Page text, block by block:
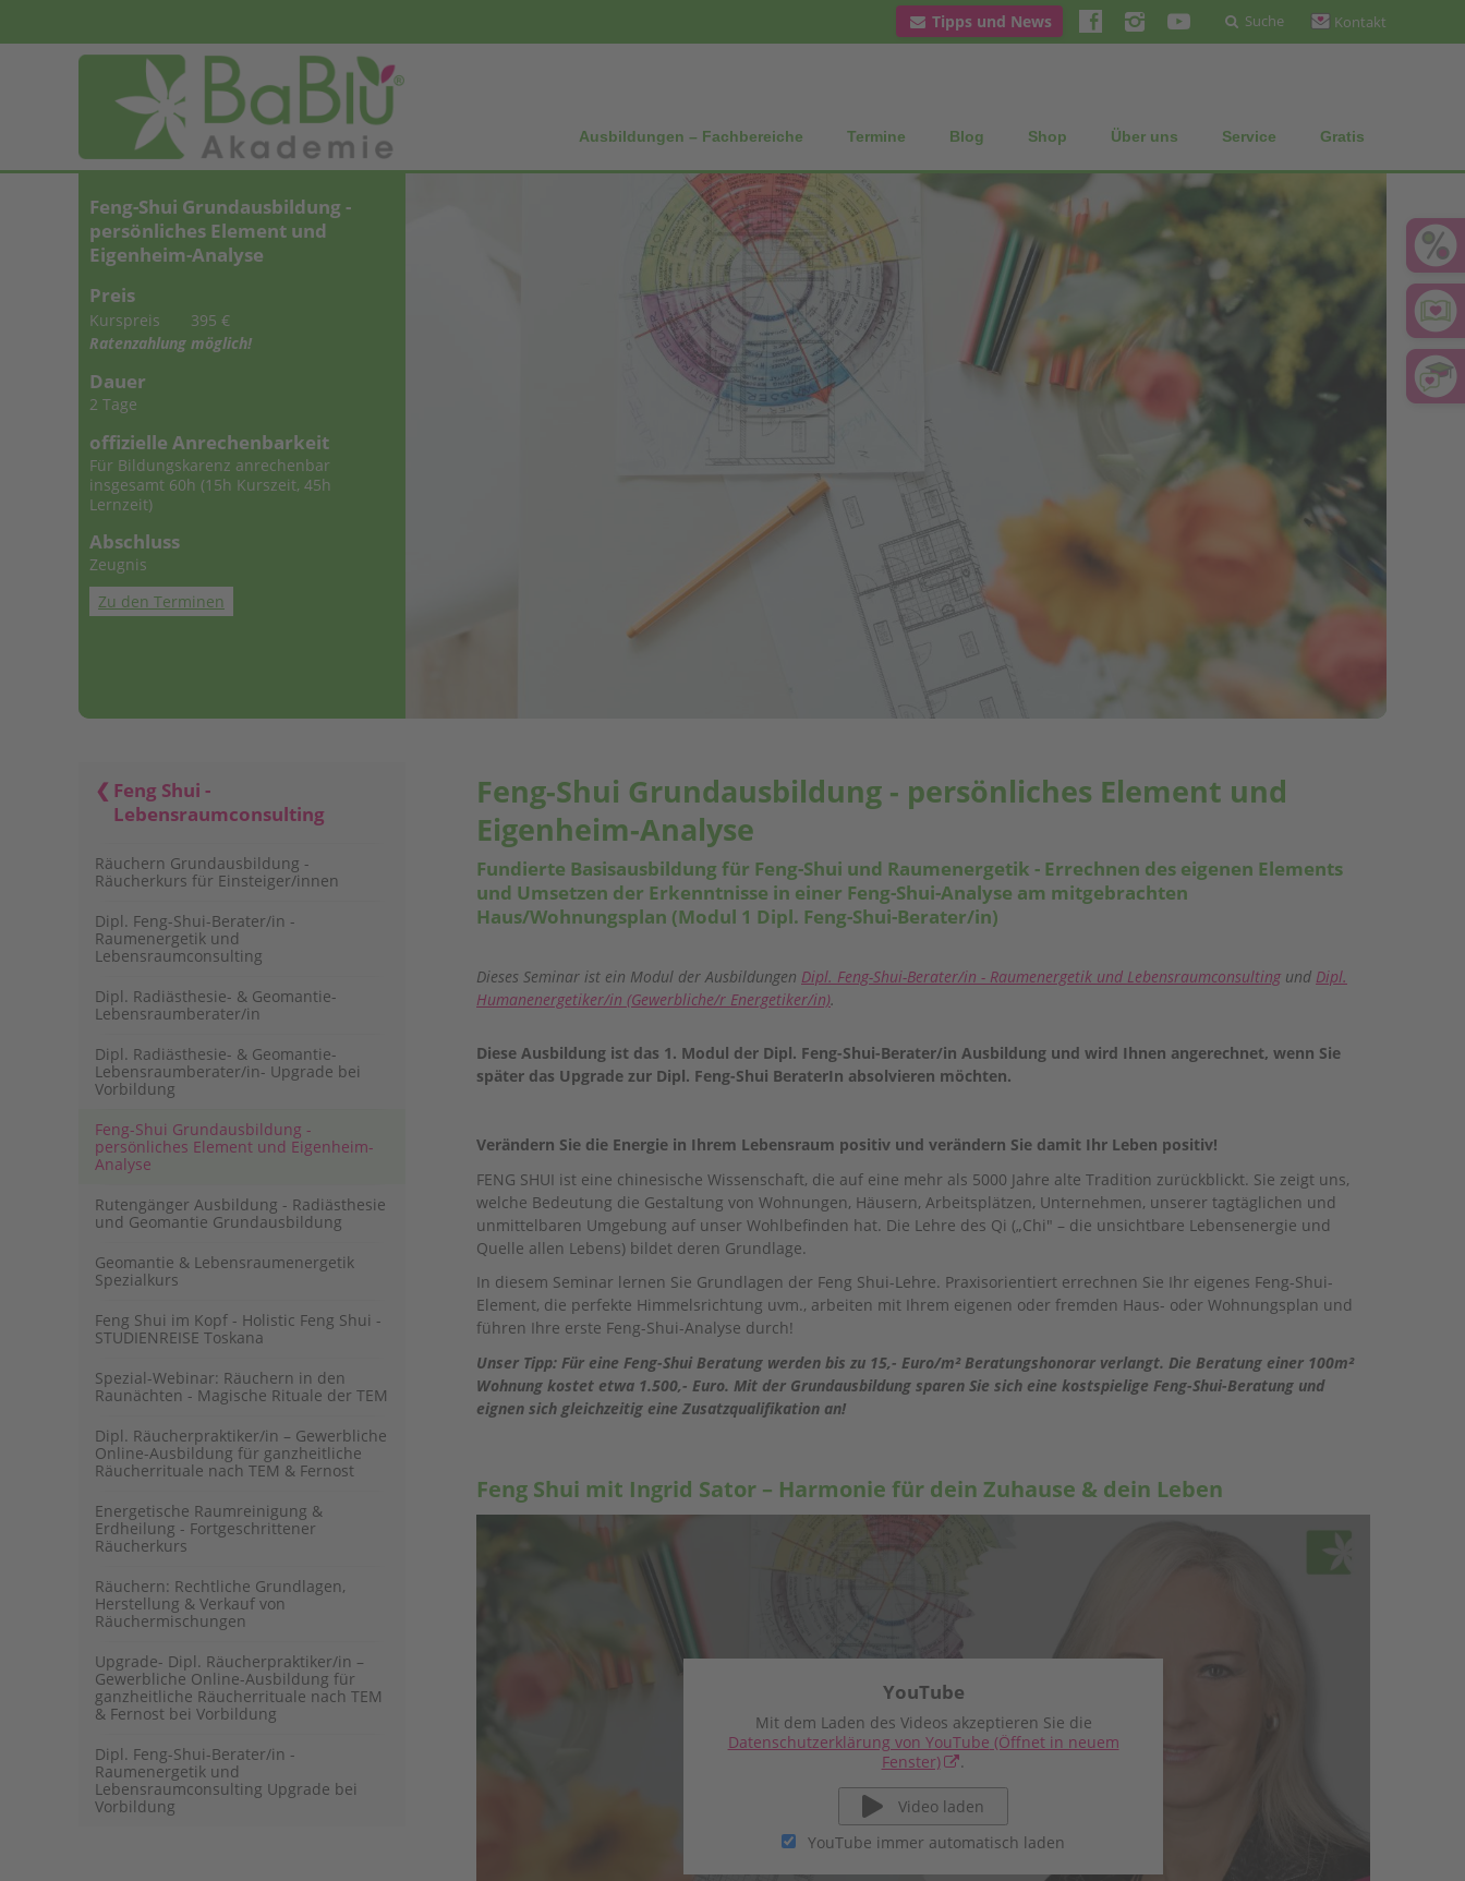
Tipps und News Suche Kontakt
Ausbildungen – Fachbereiche Termine Blog Shop Über uns Service Gratis
Feng-Shui Grundausbildung - persönliches Element und
Eigenheim-Analyse
Fundierte Basisausbildung für Feng-Shui und Raumenergetik - Errechnen des eigenen Elements
und Umsetzen der Erkenntnisse in einer Feng-Shui-Analyse am mitgebrachten
Haus/Wohnungsplan (Modul 1 Dipl. Feng-Shui-Berater/in)
Dieses Seminar ist ein Modul der Ausbildungen Dipl. Feng-Shui-Berater/in - Raumenergetik und Lebensraumconsulting und Dipl.
Humanenergetiker/in (Gewerbliche/r Energetiker/in).
Diese Ausbildung ist das 1. Modul der Dipl. Feng-Shui-Berater/in Ausbildung und wird Ihnen angerechnet, wenn Sie
später das Upgrade zur Dipl. Feng-Shui BeraterIn absolvieren möchten.
Verändern Sie die Energie in Ihrem Lebensraum positiv und verändern Sie damit Ihr Leben positiv!
FENG SHUI ist eine chinesische Wissenschaft, die auf eine mehr als 5000 Jahre alte Tradition zurückblickt. Sie zeigt uns,
welche Bedeutung die Gestaltung von Wohnungen, Häusern, Arbeitsplätzen, Unternehmen, unserer tagtäglichen und
unmittelbaren Umgebung auf unser Wohlbefinden hat. Die Lehre des Qi („Chi" – die unsichtbare Lebensenergie und
Quelle allen Lebens) bildet deren Grundlage.
In diesem Seminar lernen Sie Grundlagen der Feng Shui-Lehre. Praxisorientiert errechnen Sie Ihr eigenes Feng-Shui-
Element, die perfekte Himmelsrichtung uvm., arbeiten mit Ihrem eigenen oder fremden Haus- oder Wohnungsplan und
führen Ihre erste Feng-Shui-Analyse durch!
Unser Tipp: Für eine Feng-Shui Beratung werden bis zu 15,- Euro/m² Beratungshonorar verlangt. Die Beratung einer 100m²
Wohnung kostet etwa 1.500,- Euro. Mit der Grundausbildung sparen Sie sich eine kostspielige Feng-Shui-Beratung und
eignen sich gleichzeitig eine Zusatzqualifikation an!
Feng Shui mit Ingrid Sator – Harmonie für dein Zuhause & dein Leben
YouTube
Mit dem Laden des Videos akzeptieren Sie die
Datenschutzerklärung von YouTube (Öffnet in neuem
Fenster)
.
Video laden
YouTube immer automatisch laden
Feng-Shui Grundausbildung -
persönliches Element und
Eigenheim-Analyse
Preis
Kurspreis
395 €
Ratenzahlung möglich!
Dauer
2 Tage
offizielle Anrechenbarkeit
Für Bildungskarenz anrechenbar
insgesamt 60h (15h Kurszeit, 45h
Lernzeit)
Abschluss
Zeugnis
Zu den Terminen
Feng Shui -
Lebensraumconsulting
Räuchern Grundausbildung -
Räucherkurs für Einsteiger/innen
Dipl. Feng-Shui-Berater/in -
Raumenergetik und
Lebensraumconsulting
Dipl. Radiästhesie- & Geomantie-
Lebensraumberater/in
Dipl. Radiästhesie- & Geomantie-
Lebensraumberater/in- Upgrade bei
Vorbildung
Feng-Shui Grundausbildung -
persönliches Element und Eigenheim-
Analyse
Rutengänger Ausbildung - Radiästhesie
und Geomantie Grundausbildung
Geomantie & Lebensraumenergetik
Spezialkurs
Feng Shui im Kopf - Holistic Feng Shui -
STUDIENREISE Toskana
Spezial-Webinar: Räuchern in den
Raunächten - Magische Rituale der TEM
Dipl. Räucherpraktiker/in – Gewerbliche
Online-Ausbildung für ganzheitliche
Räucherrituale nach TEM & Fernost
Energetische Raumreinigung &
Erdheilung - Fortgeschrittener
Räucherkurs
Räuchern: Rechtliche Grundlagen,
Herstellung & Verkauf von
Räuchermischungen
Upgrade- Dipl. Räucherpraktiker/in –
Gewerbliche Online-Ausbildung für
ganzheitliche Räucherrituale nach TEM
& Fernost bei Vorbildung
Dipl. Feng-Shui-Berater/in -
Raumenergetik und
Lebensraumconsulting Upgrade bei
Vorbildung